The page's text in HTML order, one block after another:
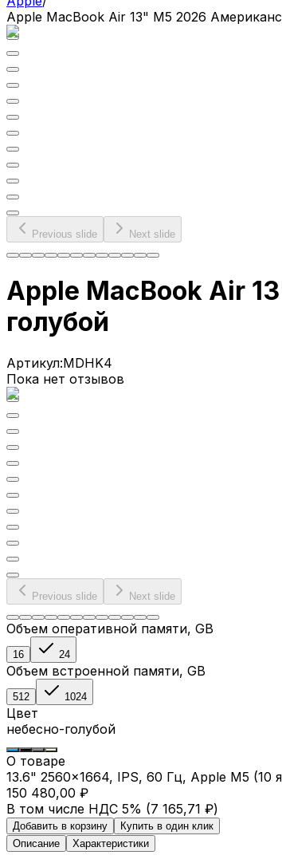
Apple MacBook Air 13" M5 2026
Previous slide Next slide
Apple MacBook Air
голубой
Артикул:MDHK4
Пока нет отзывов
Previous slide Next slide
Объем оперативной памяти, GB
16 24
Объем встроенной памяти, GB
512 1024
Цвет
небесно-голубой
О товаре
13.6" 2560x1664, IPS, 60 Гц, Apple M5 (10
150 480,00 ₽
В том числе НДС 5% (7 165,71 ₽)
Добавить в корзину
Купить в один клик
Описание
Характеристики